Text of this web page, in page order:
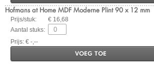
Hofmans at Home MDF Moderne Plint 90 x 12 mm
Prijs/stuk:
€ 16,68
Aantal stuks:
Prijs: € -,--
VOEG TOE